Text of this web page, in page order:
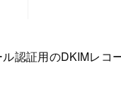
認証用のDKIMレコ